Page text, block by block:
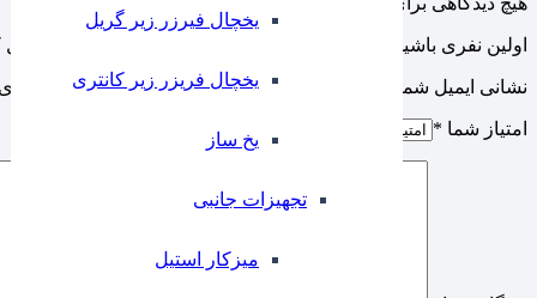
یخچال فیرزر زیر گریل
یخچال فریزر زیر کانتری
⁠یخ ساز
تجهیزات جانبی
میزکار استیل
اولین نفری باشید که دیدگاهی را ارسال می کنید برای “جای
نشانی ایمیل شما منتشر نخواهد شد. بخش‌های موردنیاز
امتیاز شما *